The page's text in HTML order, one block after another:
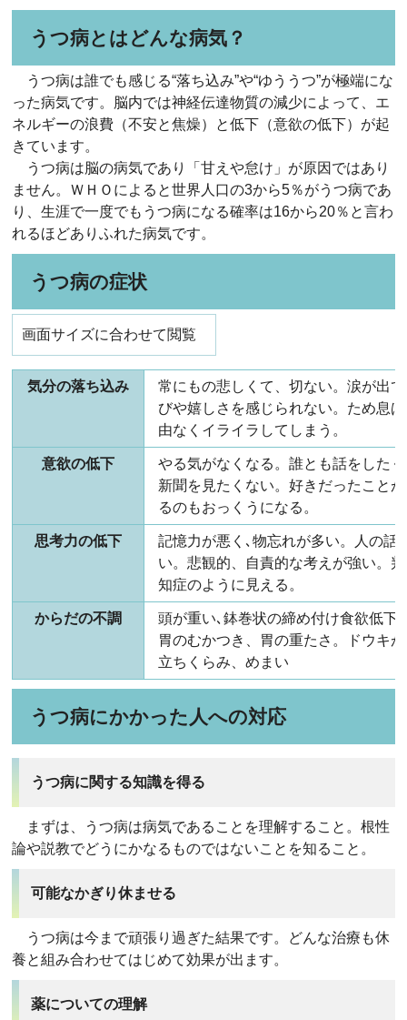
うつ病とはどんな病気？
うつ病は誰でも感じる“落ち込み”や“ゆううつ”が極端にな
った病気です。脳内では神経伝達物質の減少によって、エ
ネルギーの浪費（不安と焦燥）と低下（意欲の低下）が起
きています。
うつ病は脳の病気であり「甘えや怠け」が原因ではあり
ません。ＷＨＯによると世界人口の3から5％がうつ病であ
り、生涯で一度でもうつ病になる確率は16から20％と言わ
れるほどありふれた病気です。
うつ病の症状
画面サイズに合わせて閲覧
気分の落ち込み
常にもの悲しくて、切ない。涙が出
びや嬉しさを感じられない。ため息
由なくイライラしてしまう。
意欲の低下
やる気がなくなる。誰とも話をした
新聞を見たくない。好きだったこと
るのもおっくうになる。
思考力の低下
記憶力が悪く､物忘れが多い。人の話
い。悲観的、自責的な考えが強い。
知症のように見える。
からだの不調
頭が重い､鉢巻状の締め付け食欲低下
胃のむかつき、胃の重たさ。ドウキ
立ちくらみ、めまい
うつ病にかかった人への対応
うつ病に関する知識を得る
まずは、うつ病は病気であることを理解すること。根性
論や説教でどうにかなるものではないことを知ること。
可能なかぎり休ませる
うつ病は今まで頑張り過ぎた結果です。どんな治療も休
養と組み合わせてはじめて効果が出ます。
薬についての理解